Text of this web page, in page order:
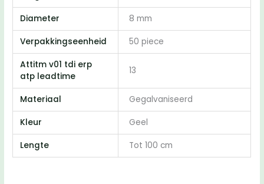
Diameter 8 mm
Verpakkingseenheid 50 piece
Attitm v01 tdi erp
atp leadtime
13
Materiaal Gegalvaniseerd
Kleur Geel
Lengte Tot 100 cm